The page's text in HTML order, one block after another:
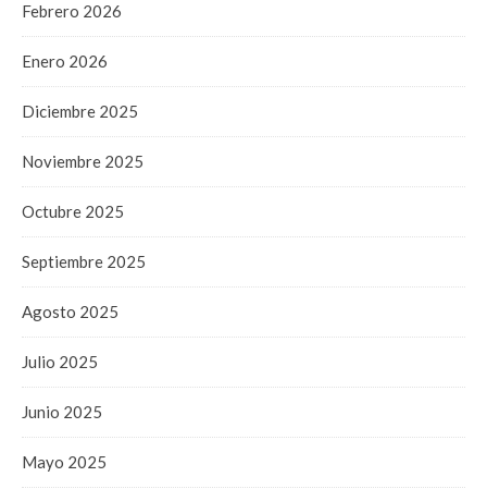
Febrero 2026
Enero 2026
Diciembre 2025
Noviembre 2025
Octubre 2025
Septiembre 2025
Agosto 2025
Julio 2025
Junio 2025
Mayo 2025